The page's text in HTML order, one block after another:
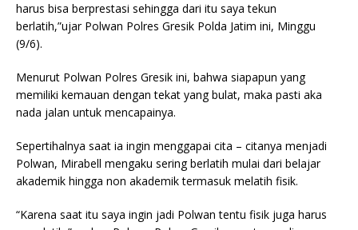
harus bisa berprestasi sehingga dari itu saya tekun
berlatih,”ujar Polwan Polres Gresik Polda Jatim ini, Minggu
(9/6).
Menurut Polwan Polres Gresik ini, bahwa siapapun yang
memiliki kemauan dengan tekat yang bulat, maka pasti aka
nada jalan untuk mencapainya.
Sepertihalnya saat ia ingin menggapai cita – citanya menjadi
Polwan, Mirabell mengaku sering berlatih mulai dari belajar
akademik hingga non akademik termasuk melatih fisik.
“Karena saat itu saya ingin jadi Polwan tentu fisik juga harus